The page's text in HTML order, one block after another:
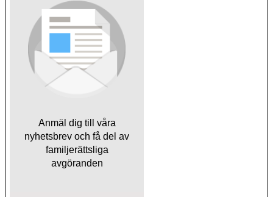
Anmäl dig till våra
nyhetsbrev och få del av
familjerättsliga
avgöranden